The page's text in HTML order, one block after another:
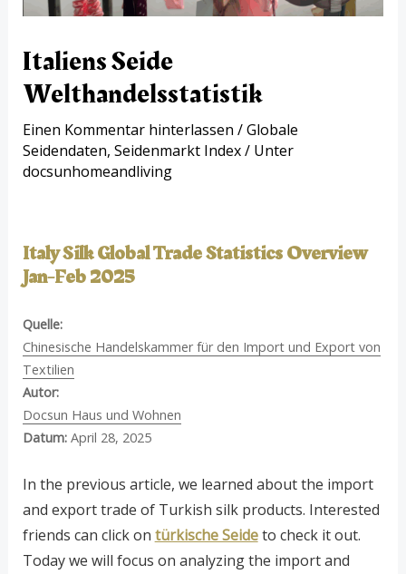
Italiens Seide
Welthandelsstatistik
Einen Kommentar hinterlassen /Globale
Seidendaten, Seidenmarkt Index/ Unter
docsunhomeandliving
Italy Silk Global Trade Statistics Overview
Jan-Feb 2025
Quelle:
Chinesische Handelskammer für den Import und Export von
Textilien
Autor:
Docsun Haus und Wohnen
Datum:April 28, 2025
In the previous article, we learned about the import
and export trade of Turkish silk products. Interested
friends can click on türkische Seideto check it out.
Today we will focus on analyzing the import and